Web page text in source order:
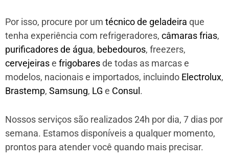
Por isso, procure por um técnico de geladeira que
tenha experiência com refrigeradores, câmaras frias,
purificadores de água, bebedouros, freezers,
cervejeirase frigobaresde todas as marcas e
modelos, nacionais e importados, incluindo Electrolux,
Brastemp, Samsung, LG e Consul .
Nossos serviços são realizados 24h por dia, 7 dias por
semana. Estamos disponíveis a qualquer momento,
prontos para atender você quando mais precisar.